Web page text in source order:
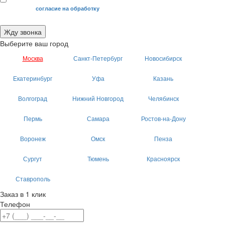
Я даю своесогласие на обработку
Жду звонка
Выберите ваш город
Москва Санкт-Петербург Новосибирск
Екатеринбург Уфа Казань
Волгоград Нижний Новгород Челябинск
Пермь Самара Ростов-на-Дону
Воронеж Омск Пенза
Сургут Тюмень Красноярск
Ставрополь
Заказ в 1 клик
Телефон